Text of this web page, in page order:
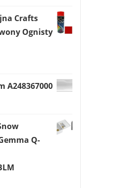
Crafts
Ognisty
A248367000
Q-